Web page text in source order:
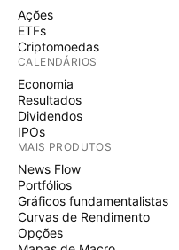
Ações
ETFs
Criptomoedas
CALENDÁRIOS
Economia
Resultados
Dividendos
IPOs
MAIS PRODUTOS
News Flow
Portfólios
Gráficos fundamentalistas
Curvas de Rendimento
Opções